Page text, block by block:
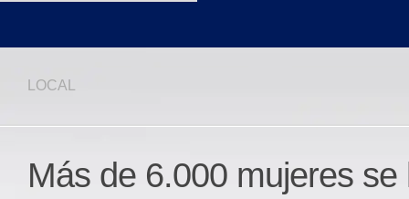
Politica
Deportes
LOCAL
Más de 6.000 mujeres se